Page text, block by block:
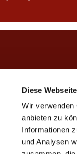
Diese
Wir verwenden
anbieten zu
Informationen
und Analysen